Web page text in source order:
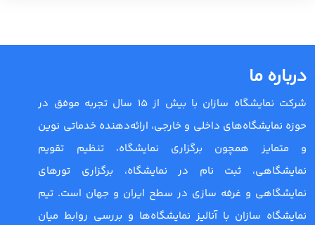
درباره ما
شرکت نمایشگاه سازان با بیش از 15 سال تجربه موفق در
حوزه نمایشگاه‌های داخلی و خارجی، ارائه‌دهنده خدماتی نوین
و متمایز همچون برگزاری نمایشگاه، تنظیم تقویم
نمایشگاهی، ثبت نام در نمایشگاه، برگزاری تورهای
نمایشگاهی و غرفه سازی در سطح ایران و جهان است. تیم
نمایشگاه سازان با آنالیز نمایشگاه‌ها و بررسی روابط میان